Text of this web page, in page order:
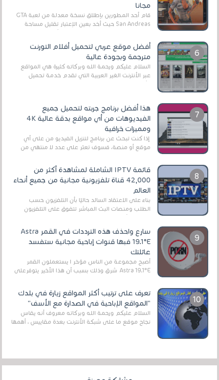
مجانا
قام أحد المطورين بإطلاق نسخة معدلة من لعبة GTA
San Andreas حيث أخد بعين الإعتبار تقليل مساحة
أفضل موقع عربي لتحميل أفلام التورنت
مترجمة وبجودة عالية
السلام عليكم ورحمة الله وبركاته كثيرة هي المواقع
عبر الأنترنت الغير العربية التي تقدم خدمة تحميل
الأفلام على التورنت ، ومعظم هذه المواقع ل...
هذا أفضل برنامج جربته لتحميل جميع
الفيديوهات من أي مواقع بدقة عالية 4K
ومميزات خرافية
إذا كنت تبحث عن برنامج لتنزيل الفيديو من على أي
موقع أو منصة، فسوف تعثر على عدد لا منتهي من
قائمة IPTV الشاملة لمشاهدة أكثر من
42,000 قناة تلفزيونية مجانية من جميع أنحاء
العالم
بناءً على الاعتقاد السائد حاليًا بأن التلفزيون حسب
الطلب ومنصات البث المباشر تتفوق على التلفزيون
الرقمي الأرضي التقليدي، يُعدّ IPTV-org خيار...
سارع واحذف هذه الترددات في القمر Astra
19.1°E فبها قنوات إباحية مجانية ستفسد
عائلتك
أصبح مجموعة من الناس مؤخر ا يستعملون القمر
Astra 19.1°E شرق وذلك بسبب أن هذا الأخير يتوفرعلى
تعرف على ترتيب أكثر المواقع زيارة في بلدك
"المواقع الإباحية في الصدارة مع الأسف"
السلام عليكم ورحمة الله وبركاته معروف أنه يقاس
نجاح موقع ما على شبكة الأنترنت بعدة مقاييس ، أهمها